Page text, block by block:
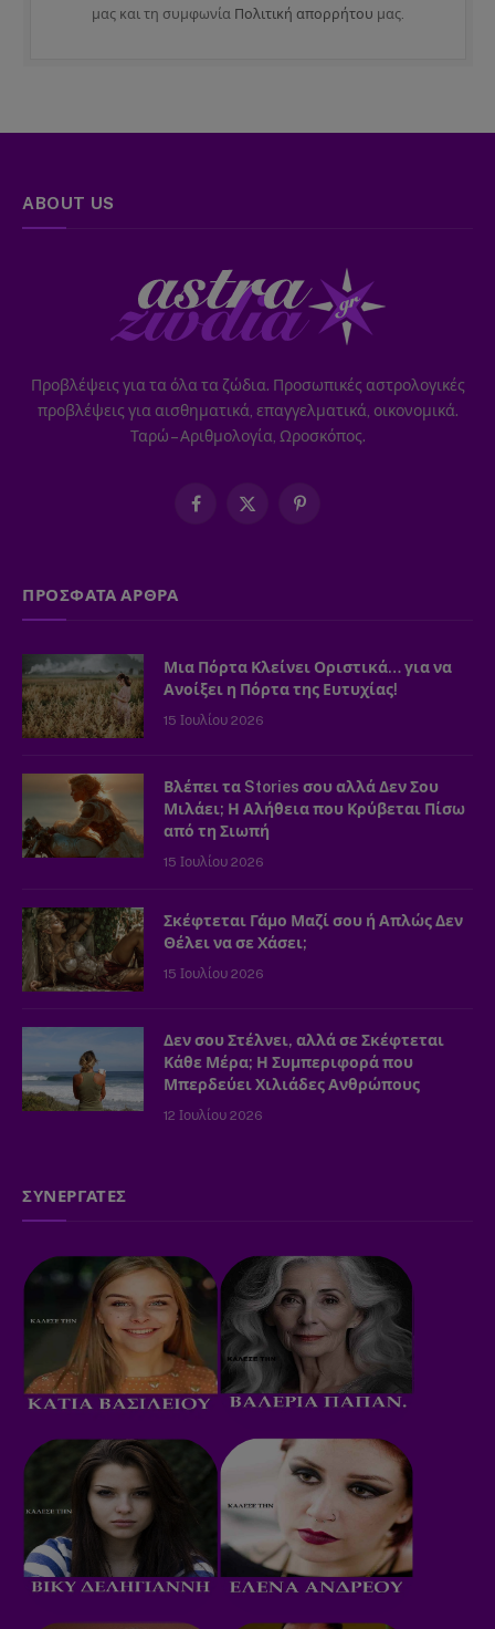
μας και τη συμφωνία Πολιτική απορρήτου μας.
ABOUT US
Προβλέψεις για τα όλα τα ζώδια. Προσωπικές αστρολογικές
προβλέψεις για αισθηματικά, επαγγελματικά, οικονομικά.
Ταρώ – Αριθμολογία, Ωροσκόπος.
Facebook
X
Pinterest
ΠΡΟΣΦΑΤΑ ΑΡΘΡΑ
Μια Πόρτα Κλείνει Οριστικά… για να
Ανοίξει η Πόρτα της Ευτυχίας!
15 Ιουλίου 2026
Βλέπει τα Stories σου αλλά Δεν Σου
Μιλάει; Η Αλήθεια που Κρύβεται Πίσω
από τη Σιωπή
15 Ιουλίου 2026
Σκέφτεται Γάμο Μαζί σου ή Απλώς Δεν
Θέλει να σε Χάσει;
15 Ιουλίου 2026
Δεν σου Στέλνει, αλλά σε Σκέφτεται
Κάθε Μέρα; Η Συμπεριφορά που
Μπερδεύει Χιλιάδες Ανθρώπους
12 Ιουλίου 2026
ΣΥΝΕΡΓΑΤΕΣ